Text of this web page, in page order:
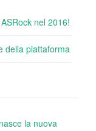
nel 2016!
della piattaforma
la nuova